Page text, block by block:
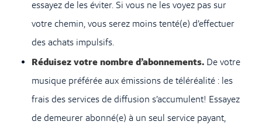
essayez de les éviter. Si vous ne les voyez pas sur
votre chemin, vous serez moins tenté(e) d’effectuer
des achats impulsifs.
Réduisez votre nombre d’abonnements.De votre
musique préférée aux émissions de téléréalité : les
frais des services de diffusion s’accumulent! Essayez
de demeurer abonné(e) à un seul service payant,